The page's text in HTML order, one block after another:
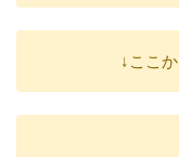
↓ここ